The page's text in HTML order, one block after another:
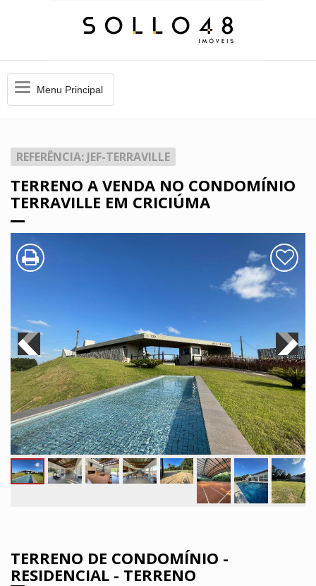
MenuMenu Principal
REFERÊNCIA: JEF-TERRAVILLE
TERRENO A VENDA NO CONDOMÍNIO
TERRAVILLE EM CRICIÚMA
TERRENO DE CONDOMÍNIO -
RESIDENCIAL - TERRENO